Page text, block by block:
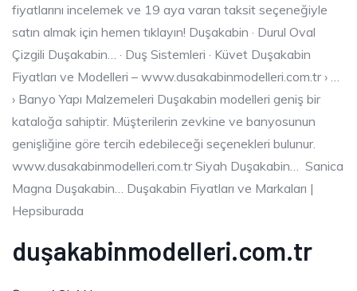
fiyatlarını incelemek ve 19 aya varan taksit seçeneğiyle
satın almak için hemen tıklayın! ‎Duşakabin · ‎Durul Oval
Çizgili Duşakabin… · ‎Duş Sistemleri · ‎Küvet Duşakabin
Fiyatları ve Modelleri – www.dusakabinmodelleri.com.tr › …
› Banyo Yapı Malzemeleri Duşakabin modelleri geniş bir
kataloğa sahiptir. Müşterilerin zevkine ve banyosunun
genişliğine göre tercih edebileceği seçenekleri bulunur.
www.dusakabinmodelleri.com.tr Siyah Duşakabin… ‎ ‎Sanica
Magna Duşakabin… Duşakabin Fiyatları ve Markaları |
Hepsiburada
duşakabinmodelleri.com.tr